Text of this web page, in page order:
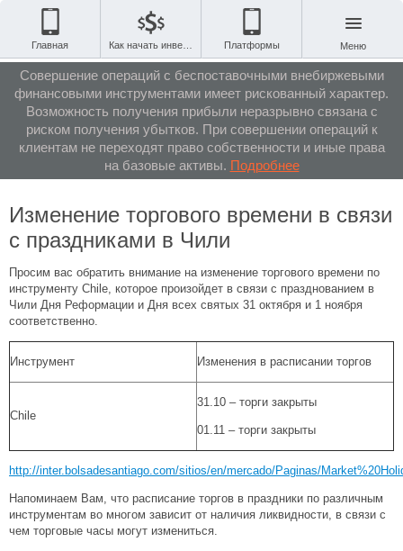
Совершение операций с беспоставочными внебиржевыми
финансовыми инструментами имеет рискованный характер.
Возможность получения прибыли неразрывно связана с
риском получения убытков. При совершении операций к
клиентам не переходят право собственности и иные права
на базовые активы. Подробнее
Главная Платформы Меню
Изменение торгового времени в связи
с праздниками в Чили
Просим вас обратить внимание на изменение торгового времени по
инструменту Chile, которое произойдет в связи с празднованием в
Чили Дня Реформации и Дня всех святых 31 октября и 1 ноября
соответственно.
Инструмент Изменения в расписании торгов
Chile
31.10 – торги закрыты
01.11 – торги закрыты
http://inter.bolsadesantiago.com/sitios/en/mercado/Paginas/
Напоминаем Вам, что расписание торгов в праздники по различным
инструментам во многом зависит от наличия ликвидности, в связи с
чем торговые часы могут измениться.